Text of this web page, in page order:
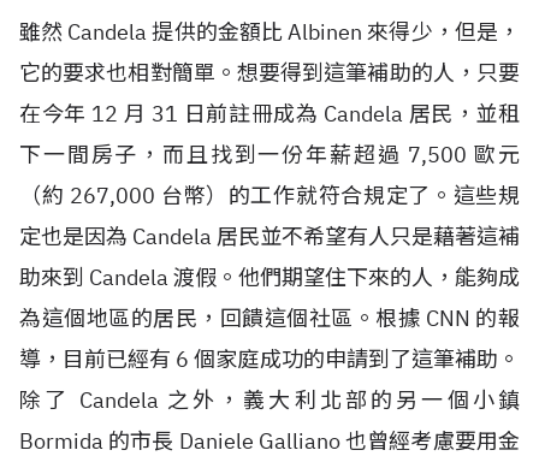
雖然 Candela 提供的金額比 Albinen 來得少，但是，
它的要求也相對簡單。想要得到這筆補助的人，只要
在今年 12 月 31 日前註冊成為 Candela 居民，並租
下一間房子，而且找到一份年薪超過 7,500 歐元
（約 267,000 台幣）的工作就符合規定了。這些規
定也是因為 Candela 居民並不希望有人只是藉著這補
助來到 Candela 渡假。他們期望住下來的人，能夠成
為這個地區的居民，回饋這個社區。根據 CNN 的報
導，目前已經有 6 個家庭成功的申請到了這筆補助。
除了 Candela 之外，義大利北部的另一個小鎮
Bormida 的市長 Daniele Galliano 也曾經考慮要用金